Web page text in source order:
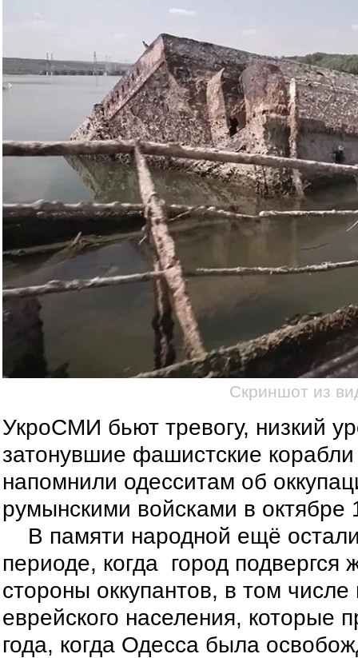
Скриншот из
УкроСМИ бьют тревогу, низкий
затонувшие фашистские
напомнили одесситам об
румынскими войсками в октябре
В памяти народной ещё
периоде, когда город
стороны оккупантов, в том
еврейского населения, которые
года, когда Одесса была